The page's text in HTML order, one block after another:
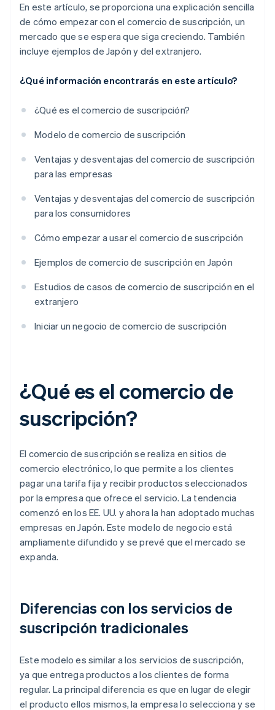
En este artículo, se proporciona una explicación sencilla
de cómo empezar con el comercio de suscripción, un
mercado que se espera que siga creciendo. También
incluye ejemplos de Japón y del extranjero.
¿Qué información encontrarás en este artículo?
¿Qué es el comercio de suscripción?
Modelo de comercio de suscripción
Ventajas y desventajas del comercio de suscripción
para las empresas
Ventajas y desventajas del comercio de suscripción
para los consumidores
Cómo empezar a usar el comercio de suscripción
Ejemplos de comercio de suscripción en Japón
Estudios de casos de comercio de suscripción en el
extranjero
Iniciar un negocio de comercio de suscripción
¿Qué es el comercio de
suscripción?
El comercio de suscripción se realiza en sitios de
comercio electrónico, lo que permite a los clientes
pagar una tarifa fija y recibir productos seleccionados
por la empresa que ofrece el servicio. La tendencia
comenzó en los EE. UU. y ahora la han adoptado muchas
empresas en Japón. Este modelo de negocio está
ampliamente difundido y se prevé que el mercado se
expanda.
Diferencias con los servicios de
suscripción tradicionales
Este modelo es similar a los servicios de suscripción,
ya que entrega productos a los clientes de forma
regular. La principal diferencia es que en lugar de elegir
el producto ellos mismos, la empresa lo selecciona y se